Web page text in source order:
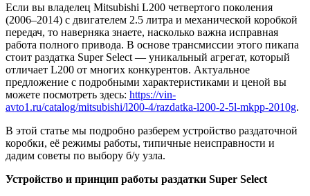
Если вы владелец Mitsubishi L200 четвертого поколения
(2006–2014) с двигателем 2.5 литра и механической коробкой
передач, то наверняка знаете, насколько важна исправная
работа полного привода. В основе трансмиссии этого пикапа
стоит раздатка Super Select — уникальный агрегат, который
отличает L200 от многих конкурентов. Актуальное
предложение с подробными характеристиками и ценой вы
можете посмотреть здесь: https://vin-
avto1.ru/catalog/mitsubishi/l200-4/razdatka-l200-2-5l-mkpp-2010g.
В этой статье мы подробно разберем устройство раздаточной
коробки, её режимы работы, типичные неисправности и
дадим советы по выбору б/у узла.
Устройство и принцип работы раздатки Super Select